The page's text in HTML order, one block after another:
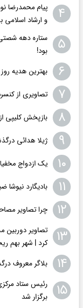
۴
پیام محمدرضا
و ارشاد اسلامی
۵
ستاره دهه
بود!
۶ بهترین هدیه روز
۷ تصاویری از
۸ بازپخش کلیپی
۹ ژیلا هدائی
۱۰ یک ازدواج
۱۱ بادیگارد
۱۲ چرا تصاویر
۱۳
تصاویر دوربین
کرد | شهر بهم
۱۴ بلاگر معروف
۱۵
برگزار شد